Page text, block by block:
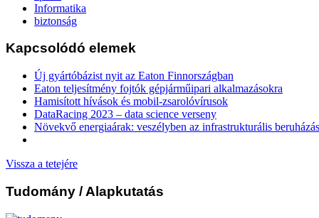
Informatika
biztonság
Kapcsolódó elemek
Új gyártóbázist nyit az Eaton Finnországban
Eaton teljesítmény fojtók gépjárműipari alkalmazásokra
Hamisított hívások és mobil-zsarolóvírusok
DataRacing 2023 – data science verseny
Növekvő energiaárak: veszélyben az infrastrukturális
Vissza a tetejére
Tudomány / Alapkutatás